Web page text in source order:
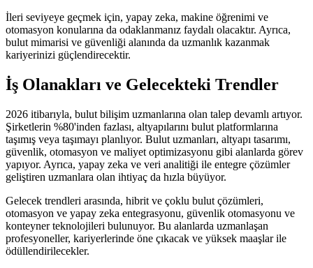
İleri seviyeye geçmek için, yapay zeka, makine öğrenimi ve
otomasyon konularına da odaklanmanız faydalı olacaktır. Ayrıca,
bulut mimarisi ve güvenliği alanında da uzmanlık kazanmak
kariyerinizi güçlendirecektir.
İş Olanakları ve Gelecekteki Trendler
2026 itibarıyla, bulut bilişim uzmanlarına olan talep devamlı artıyor.
Şirketlerin %80'inden fazlası, altyapılarını bulut platformlarına
taşımış veya taşımayı planlıyor. Bulut uzmanları, altyapı tasarımı,
güvenlik, otomasyon ve maliyet optimizasyonu gibi alanlarda görev
yapıyor. Ayrıca, yapay zeka ve veri analitiği ile entegre çözümler
geliştiren uzmanlara olan ihtiyaç da hızla büyüyor.
Gelecek trendleri arasında, hibrit ve çoklu bulut çözümleri,
otomasyon ve yapay zeka entegrasyonu, güvenlik otomasyonu ve
konteyner teknolojileri bulunuyor. Bu alanlarda uzmanlaşan
profesyoneller, kariyerlerinde öne çıkacak ve yüksek maaşlar ile
ödüllendirilecekler.